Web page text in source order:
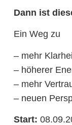
Dann ist
Ein Weg zu
– mehr
– höherer
– mehr
– neuen
Start: